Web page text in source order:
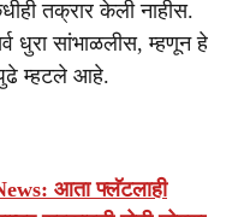
तक्रार केली नाहीस.
धुरा सांभाळलीस, म्हणून हे
म्हटले आहे.
आता फ्लॅटलाही